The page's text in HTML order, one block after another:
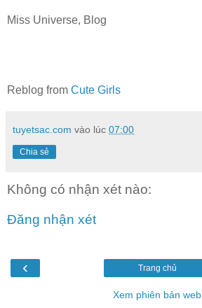
Miss Universe, Blog
Reblog from Cute Girls
tuyetsac.com vào lúc 07:00
Chia sẻ
Không có nhận xét nào:
Đăng nhận xét
‹ Trang chủ
Xem phiên bản web